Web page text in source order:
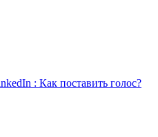
: Как поставить голос?